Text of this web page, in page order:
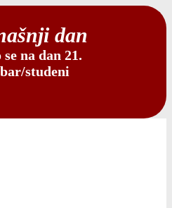
dan
na dan 21.
studeni